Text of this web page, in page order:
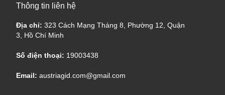
Thông tin liên hệ
Địa chỉ: 323 Cách Mạng Tháng 8, Phường 12, Quận
3, Hồ Chí Minh
Số điện thoại: 19003438
Email: austriagid.com@gmail.com